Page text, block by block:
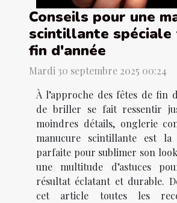
Conseils pour une
scintillante spéciale
fin d'année
Mardi 30 septembre 2025 00:24
À l’approche des fêtes de fin
de briller se fait ressentir
moindres détails, onglerie
manucure scintillante est la
parfaite pour sublimer son
une multitude d’astuces
résultat éclatant et durable.
cet article toutes les